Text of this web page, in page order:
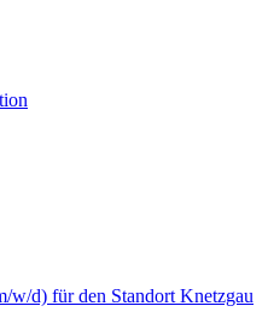
w/d) für den Standort Knetzgau